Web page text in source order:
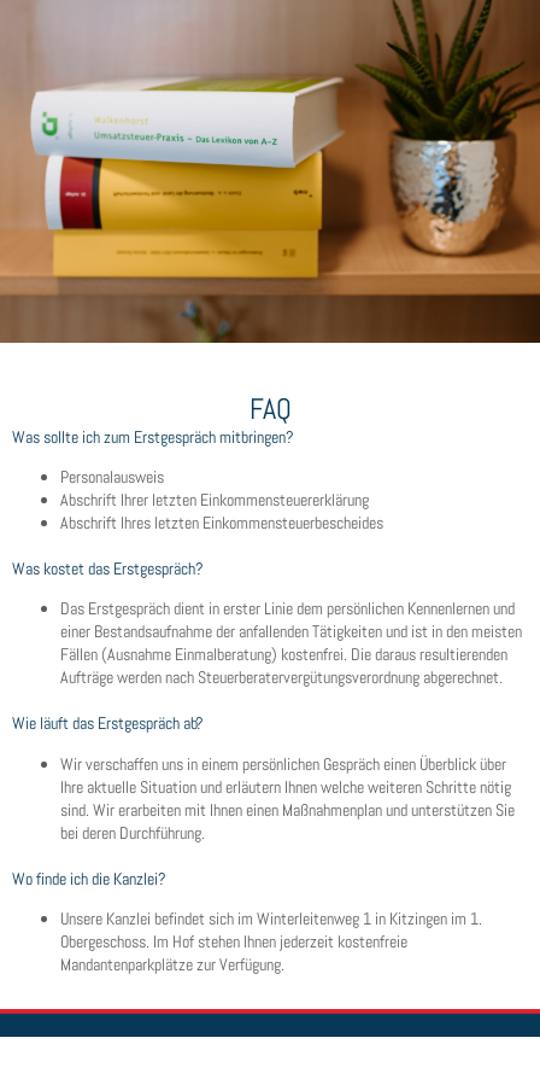
FAQ
Was sollte ich zum Erstgespräch mitbringen?
Personalausweis
Abschrift Ihrer letzten Einkommensteuererklärung
Abschrift Ihres letzten Einkommensteuerbescheides
Was kostet das Erstgespräch?
Das Erstgespräch dient in erster Linie dem persönlichen Kennenlernen und
einer Bestandsaufnahme der anfallenden Tätigkeiten und ist in den meisten
Fällen (Ausnahme Einmalberatung) kostenfrei. Die daraus resultierenden
Aufträge werden nach Steuerberatervergütungsverordnung abgerechnet.
Wie läuft das Erstgespräch ab?
Wir verschaffen uns in einem persönlichen Gespräch einen Überblick über
Ihre aktuelle Situation und erläutern Ihnen welche weiteren Schritte nötig
sind. Wir erarbeiten mit Ihnen einen Maßnahmenplan und unterstützen Sie
bei deren Durchführung.
Wo finde ich die Kanzlei?
Unsere Kanzlei befindet sich im Winterleitenweg 1 in Kitzingen im 1.
Obergeschoss. Im Hof stehen Ihnen jederzeit kostenfreie
Mandantenparkplätze zur Verfügung.